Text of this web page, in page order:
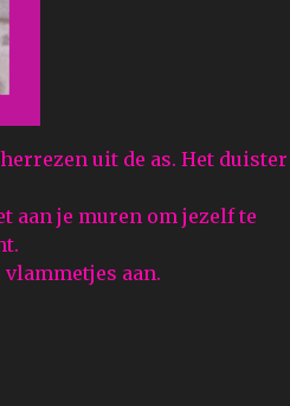
uit de as. Het duister
aan je muren om jezelf te
aan.